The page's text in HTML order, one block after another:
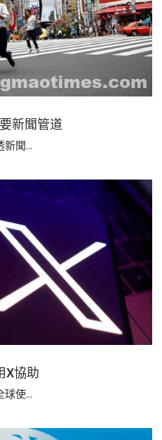
新聞管道
新聞...
X協助
球使...